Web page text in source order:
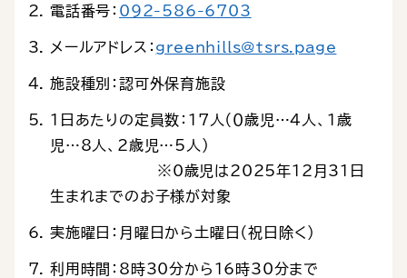
電話番号： 092-586-6703
メールアドレス： greenhills@tsrs.page
施設種別：認可外保育施設
1日あたりの定員数：17人（０歳児…4人、1歳
児…8人、2歳児…5人）
※0歳児は2025年12月31日
生まれまでのお子様が対象
実施曜日：月曜日から土曜日（祝日除く）
利用時間：8時30分から16時30分まで